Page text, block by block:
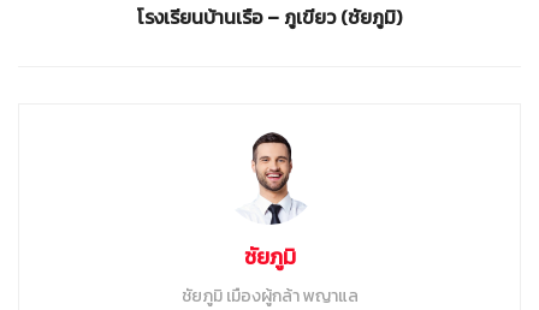
โรงเรียนบ้านเรือ – ภูเขียว (ชัยภูมิ)
ชัยภูมิ
ชัยภูมิ เมืองผู้กล้า พญาแล